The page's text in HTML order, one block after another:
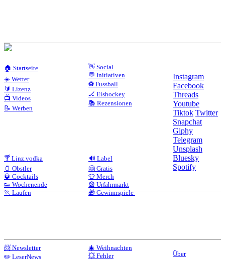
🏠 Startseite
☀️ Wetter
🔰 Lizenz
📺 Videos
📝 Werben
👋 Social
💬 Initiativen
⚽ Fussball
🏒 Eishockey
📚 Rezensionen
🍸 Linz.vodka
🫙 Obstler
🥃 Cocktails
👟 Wochenende
🏃 Laufen
🔊 Label
🤗 Gratis
👕 Merch
🎡 Urfahrmarkt
🎁 Gewinnspiele
📨 Newsletter
✏️ LeserNews
🎄 Weihnachten
💥 Fehler
Instagram
Facebook
Threads
Youtube
Tiktok Twitter
Snapchat
Giphy
Telegram
Unsplash
Bluesky
Spotify
Über